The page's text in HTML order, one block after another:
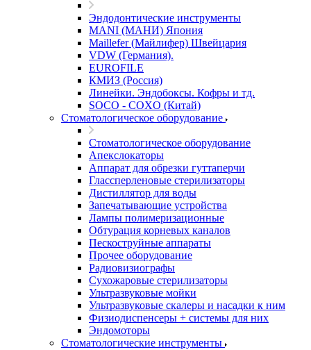
Эндодонтические инструменты
MANI (МАНИ) Япония
Maillefer (Майлифер) Швейцария
VDW (Германия).
EUROFILE
КМИЗ (Россия)
Линейки. Эндобоксы. Кофры и тд.
SOCO - COXO (Китай)
Стоматологическое оборудование
Стоматологическое оборудование
Апекслокаторы
Аппарат для обрезки гуттаперчи
Глассперленовые стерилизаторы
Дистиллятор для воды
Запечатывающие устройства
Лампы полимеризационные
Обтурация корневых каналов
Пескоструйные аппараты
Прочее оборудование
Радиовизиографы
Сухожаровые стерилизаторы
Ультразвуковые мойки
Ультразвуковые скалеры и насадки к ним
Физиодиспенсеры + системы для них
Эндомоторы
Стоматологические инструменты